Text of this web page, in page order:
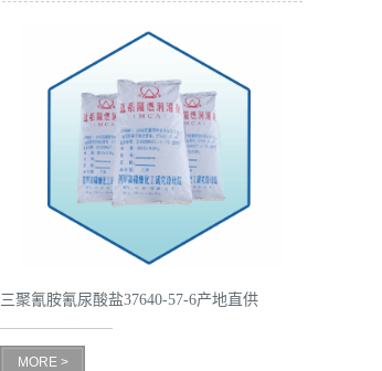
三聚氰胺氰尿酸盐37640-57-6产地直供
MORE >